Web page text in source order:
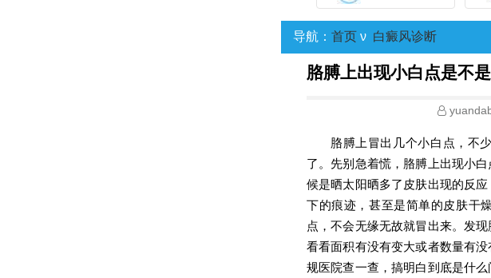
导航： 首页 ν 白癜风诊断
胳膊上出现小白点是不
胳膊上冒出几个小白点，不
了。先别急着慌，胳膊上出现小
候是晒太阳晒多了皮肤出现的反
下的痕迹，甚至是简单的皮肤干
点，不会无缘无故就冒出来。发
看看面积有没有变大或者数量有
规医院查一查，搞明白到底是什